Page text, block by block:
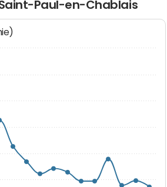
Paul-en-Chablais